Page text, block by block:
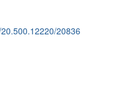
20836